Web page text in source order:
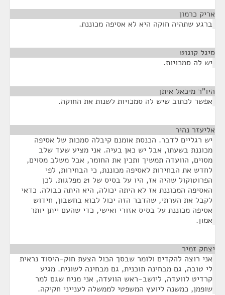
אריק כרמון
ברגע שתהיה חוקה היא לא אסיפה מכוננת.
סיגל קוגוט
יש לה סמכויות.
היו"ר מיכאל איתן
אפשר לכתוב שיש לה סמכויות לשנות את החוקה.
אליעזר נהיר
יש רגליים לדבר. הכנסת אומנם קיבלה סמכות של אסיפה
מכוננת בשעתו, אבל יש כאן בעיה. אני מציע שעד שלב
מסוים, הוועדה תמשיך ותכין את החומר, אבל משלב מסוים,
לחדש את הבחירות לאסיפה מכוננת, כי הבחירות, לפי
הפרוטוקול שהיה אז, היו על בסיס של 21 מפלגות. לכן
האסיפה המכוננת אז לא היתה יכולה, היא היתה כבולה. כדאי
לקבל את הערתי, שהדבר הזה יכול לבוא בחשבון, חידוש
אסיפה מכוננת על בסיס אזורי ואישי, כדי שהעם ייתן יותר
אמון.
יצחק זמיר
אני רוצה להקדים ולומר שבסך הכול הצעת חוק-היסוד נראית
לי טובה, גם מבחינה תוכנית, גם מבחינה לשונית. מגיע
קרדיט לוועדה, ליושב-ראש הוועדה, אני מניח שגם למר
שופמן, כמשנה ליועץ המשפטי לממשלה לענייני חקיקה.